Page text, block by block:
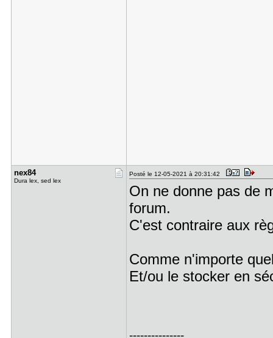
nex84
Dura lex, sed lex
Posté le 12-05-2021 à 20:31:42
On ne donne pas de
forum.
C'est contraire aux
Comme n'importe
Et/ou le stocker en
---------------